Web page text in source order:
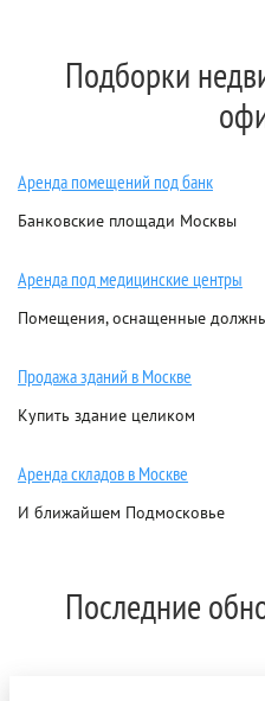
Подборки
Аренда помещений под банк
Банковские площади Москвы
Аренда под медицинские центры
Помещения, оснащенные
Продажа зданий в Москве
Купить здание целиком
Аренда складов в Москве
И ближайшем Подмосковье
Последние